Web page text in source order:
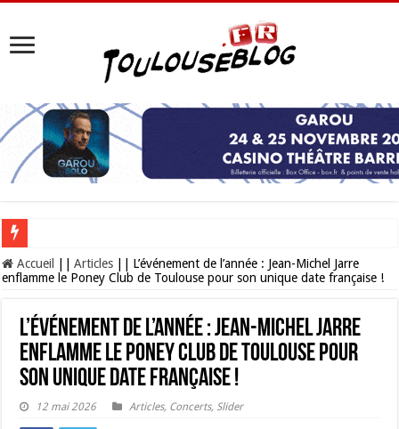
Les Nocturnes de la Cité de l’espace 2026 : l’événement incontournable de
Accueil Articles
L’événement de l’année : Jean-Michel Jarre
enflamme le Poney Club de Toulouse pour son unique date française !
L’événement de l’année : Jean-Michel Jarre
enflamme le Poney Club de Toulouse pour
son unique date française !
12 mai 2026 Articles, Concerts, Slider